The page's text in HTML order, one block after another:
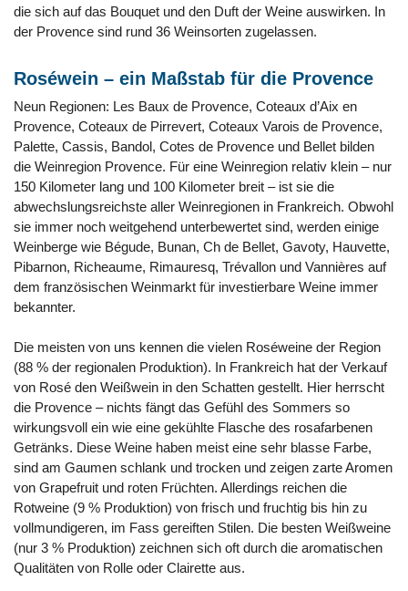
die sich auf das Bouquet und den Duft der Weine auswirken. In
der Provence sind rund 36 Weinsorten zugelassen.
Roséwein – ein Maßstab für die Provence
Neun Regionen: Les Baux de Provence, Coteaux d’Aix en
Provence, Coteaux de Pirrevert, Coteaux Varois de Provence,
Palette, Cassis, Bandol, Cotes de Provence und Bellet bilden
die Weinregion Provence. Für eine Weinregion relativ klein – nur
150 Kilometer lang und 100 Kilometer breit – ist sie die
abwechslungsreichste aller Weinregionen in Frankreich. Obwohl
sie immer noch weitgehend unterbewertet sind, werden einige
Weinberge wie Bégude, Bunan, Ch de Bellet, Gavoty, Hauvette,
Pibarnon, Richeaume, Rimauresq, Trévallon und Vannières auf
dem französischen Weinmarkt für investierbare Weine immer
bekannter.
Die meisten von uns kennen die vielen Roséweine der Region
(88 % der regionalen Produktion). In Frankreich hat der Verkauf
von Rosé den Weißwein in den Schatten gestellt. Hier herrscht
die Provence – nichts fängt das Gefühl des Sommers so
wirkungsvoll ein wie eine gekühlte Flasche des rosafarbenen
Getränks. Diese Weine haben meist eine sehr blasse Farbe,
sind am Gaumen schlank und trocken und zeigen zarte Aromen
von Grapefruit und roten Früchten. Allerdings reichen die
Rotweine (9 % Produktion) von frisch und fruchtig bis hin zu
vollmundigeren, im Fass gereiften Stilen. Die besten Weißweine
(nur 3 % Produktion) zeichnen sich oft durch die aromatischen
Qualitäten von Rolle oder Clairette aus.